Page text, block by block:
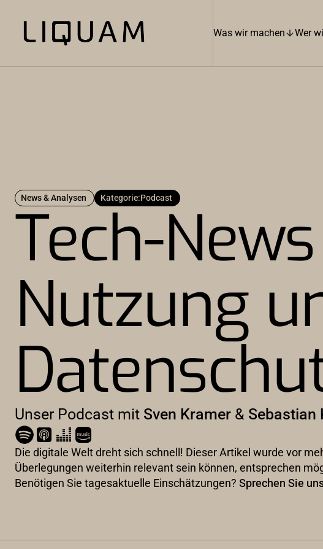
Was wir machen Wer
News & Analysen Kategorie:Podcast
Tech-
Nutzung
Unser Podcast mit Sven Kramer & Sebastian
Die digitale Welt dreht sich schnell! Dieser Artikel wurde vor
Überlegungen weiterhin relevant sein können, entsprechen
Benötigen Sie tagesaktuelle Einschätzungen? Sprechen Sie